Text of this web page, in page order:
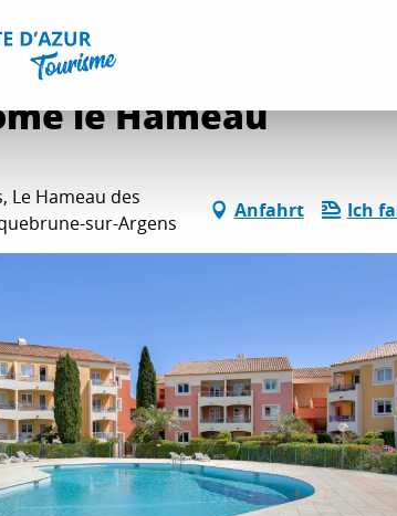
Alle Unterkünfte
le Hameau
Le Hameau des
sur-Argens
Anfahrt Ich